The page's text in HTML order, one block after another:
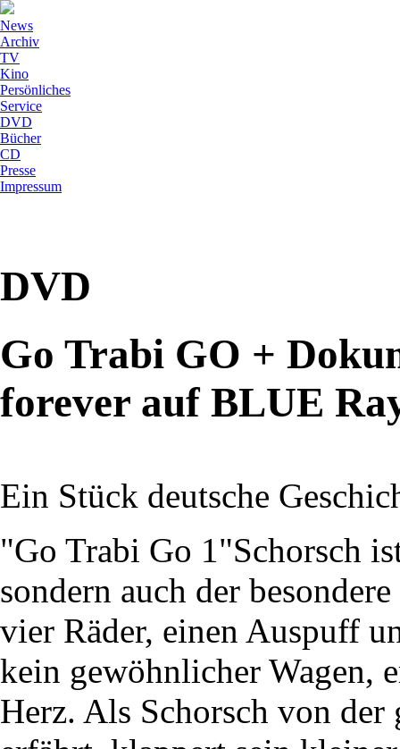
News
Archiv
TV
Kino
Persönliches
Service
DVD
Bücher
CD
Presse
Impressum
DVD
Go Trabi GO +
forever auf BLUE
Ein Stück deutsche
"Go Trabi Go 1"Schorsch
sondern auch der
vier Räder, einen Auspuff
kein gewöhnlicher Wagen,
Herz. Als Schorsch von der